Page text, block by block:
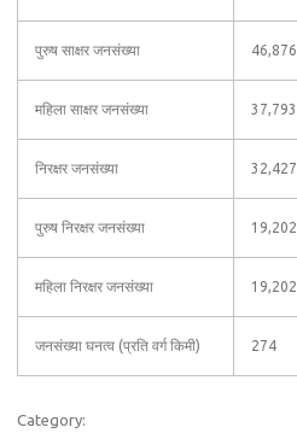
पुरुष साक्षर जनसंख्या 46,876
महिला साक्षर जनसंख्या 37,793
निरक्षर जनसंख्या 32,427
पुरुष निरक्षर जनसंख्या 19,202
महिला निरक्षर जनसंख्या 19,202
जनसंख्या घनत्व (प्रति वर्ग किमी) 274
Category: